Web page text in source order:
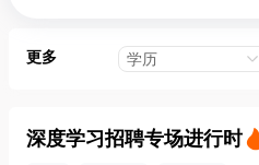
更多 学历
深度学习招聘专场进行时